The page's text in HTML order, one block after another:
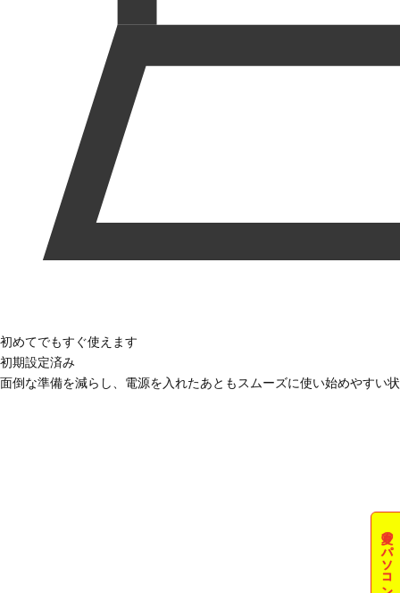
夏のパソコン祭
初めてでもすぐ使えます
初期設定済み
面倒な準備を減らし、電源を入れたあともスムーズに使い始めやすい